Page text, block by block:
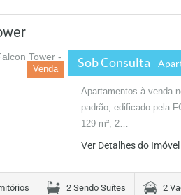
Venda Sob Consulta -
Apartamentos à venda
padrão, edificado pela
129 m², 2…
Ver Detalhes do Imóvel
2 Sendo Suítes 2